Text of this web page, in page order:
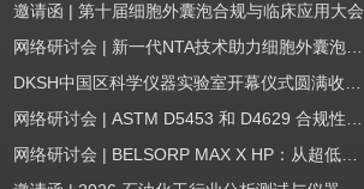
邀请函 | 第十届细胞外囊泡合规与临床应用大会
网络研讨会 | 新一代NTA技术助力细胞外囊泡质量评估与工艺开发
DKSH中国区科学仪器实验室开幕仪式圆满收官！
网络研讨会 | ASTM D5453 和 D4629 合规性：无需妥协
网络研讨会 | BELSORP MAX X HP：从超低压物理吸附到高压吸附